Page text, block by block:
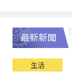
最新新聞
生活